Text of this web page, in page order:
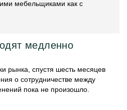
мебельщиками как с
медленно
рынка, спустя шесть месяцев
о сотрудничестве между
пока не произошло.